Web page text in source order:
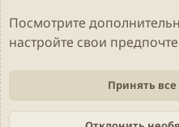
ЛокализацияLiaNdrY
Посмотрите
настройте свои
Принять